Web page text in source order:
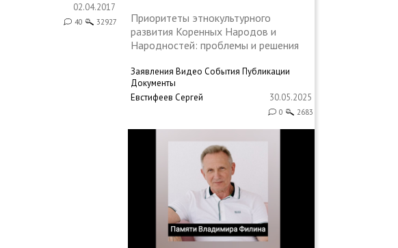
02.04.2017
40 32927
Приоритеты этнокультурного
развития Коренных Народов и
Народностей: проблемы и решения
Заявления Видео События Публикации
Документы
Евстифеев Сергей
30.05.2025
0 2683